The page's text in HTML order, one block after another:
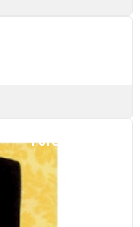
Foreign News